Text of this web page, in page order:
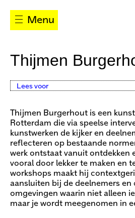
Menu
Thijmen
Lees voor
Thijmen Burgerhout is een
Rotterdam die via speelse
kunstwerken de kijker en
reflecteren op bestaande
werk ontstaat vanuit ontdekken
vooral door lekker te maken en
workshops maakt hij
aansluiten bij de deelnemers en
omgevingen waarin niet alleen
maar je wordt meegenomen in